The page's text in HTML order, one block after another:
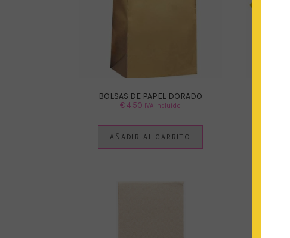
BOLSAS DE PAPEL DORADO
€4.50 IVA Incluido
AÑADIR AL CARRITO